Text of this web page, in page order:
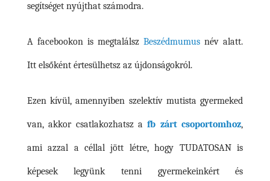
segítséget nyújthat számodra.
A facebookon is megtalálszBeszédmumus név alatt.
Itt elsőként értesülhetsz az újdonságokról.
Ezen kívül, amennyiben szelektív mutista gyermeked
van, akkor csatlakozhatsz afb zárt csoportomhoz,
ami azzal a céllal jött létre, hogy TUDATOSAN is
képesek legyünk tenni gyermekeinkért és